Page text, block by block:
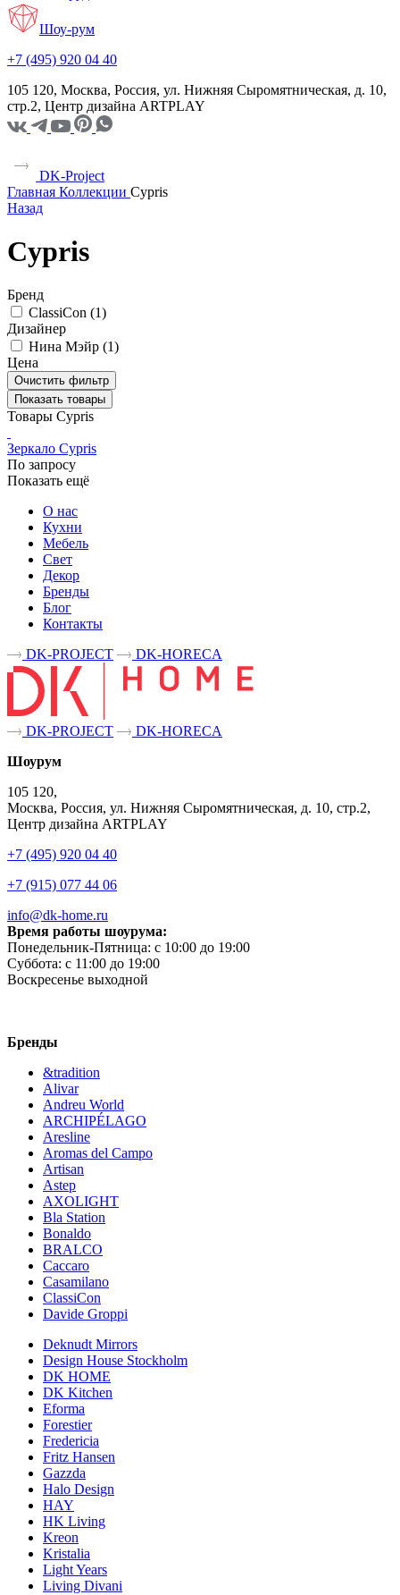
Шоу-рум
+7 (495) 920 04 40
105 120, Москва, Россия, ул. Нижняя Сыромятническая, д. 10,
стр.2, Центр дизайна ARTPLAY
DK-Project
Главная Коллекции Cypris
Назад
Cypris
Бренд
ClassiCon (1)
Дизайнер
Нина Мэйр (1)
Цена
Очистить фильтр
Показать товары
Товары Cypris
Зеркало Cypris
По запросу
Показать ещё
О нас
Кухни
Мебель
Свет
Декор
Бренды
Блог
Контакты
DK-PROJECT
DK-HORECA
DK-PROJECT
DK-HORECA
Шоурум
105 120,
Москва, Россия, ул. Нижняя Сыромятническая, д. 10, стр.2,
Центр дизайна ARTPLAY
+7 (495) 920 04 40
+7 (915) 077 44 06
info@dk-home.ru
Время работы шоурума:
Понедельник-Пятница: c 10:00 до 19:00
Суббота: c 11:00 до 19:00
Воскресенье выходной
Бренды
&tradition
Alivar
Andreu World
ARCHIPÉLAGO
Aresline
Aromas del Campo
Artisan
Astep
AXOLIGHT
Bla Station
Bonaldo
BRALCO
Caccaro
Casamilano
ClassiCon
Davide Groppi
Deknudt Mirrors
Design House Stockholm
DK HOME
DK Kitchen
Eforma
Forestier
Fredericia
Fritz Hansen
Gazzda
Halo Design
HAY
HK Living
Kreon
Kristalia
Light Years
Living Divani